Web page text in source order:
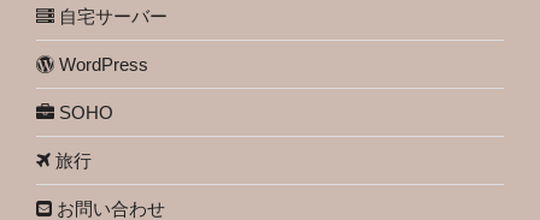
自宅サーバー
WordPress
SOHO
旅行
お問い合わせ